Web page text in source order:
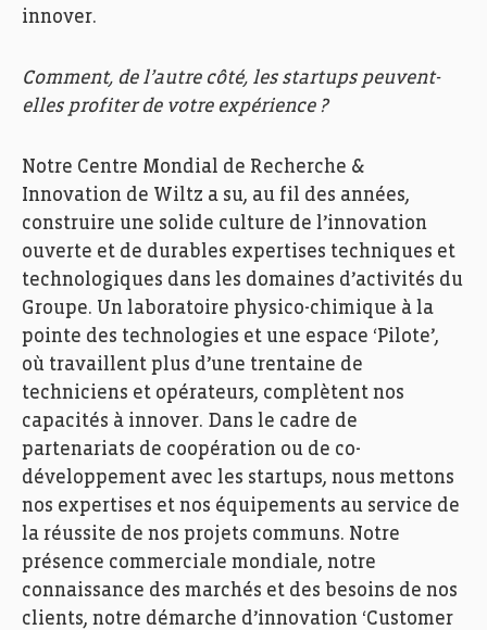
innover.
Comment, de l’autre côté, les startups peuvent-
elles profiter de votre expérience ?
Notre Centre Mondial de Recherche &
Innovation de Wiltz a su, au fil des années,
construire une solide culture de l’innovation
ouverte et de durables expertises techniques et
technologiques dans les domaines d’activités du
Groupe. Un laboratoire physico-chimique à la
pointe des technologies et une espace ‘Pilote’,
où travaillent plus d’une trentaine de
techniciens et opérateurs, complètent nos
capacités à innover. Dans le cadre de
partenariats de coopération ou de co-
développement avec les startups, nous mettons
nos expertises et nos équipements au service de
la réussite de nos projets communs. Notre
présence commerciale mondiale, notre
connaissance des marchés et des besoins de nos
clients, notre démarche d’innovation ‘Customer